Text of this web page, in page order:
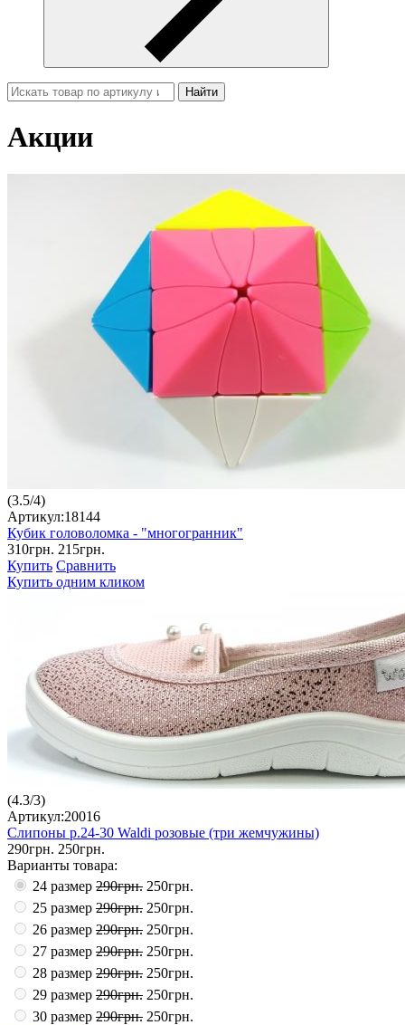
Найти
Акции
(3.5/4)
Артикул:18144
Кубик головоломка - "многогранник"
310грн. 215грн.
Купить Сравнить
Купить одним кликом
(4.3/3)
Артикул:20016
Слипоны р.24-30 Waldi розовые (три жемчужины)
290грн. 250грн.
Варианты товара:
24 размер 290грн. 250грн.
25 размер 290грн. 250грн.
26 размер 290грн. 250грн.
27 размер 290грн. 250грн.
28 размер 290грн. 250грн.
29 размер 290грн. 250грн.
30 размер 290грн. 250грн.